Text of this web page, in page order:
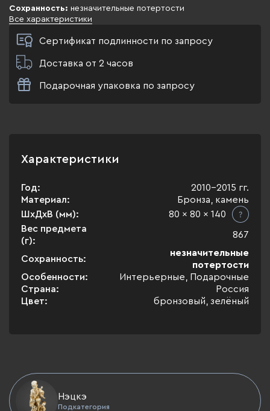
Сохранность: незначительные потертости
Все характеристики
Сертификат подлинности по запросу
Доставка от 2 часов
Подарочная упаковка по запросу
Характеристики
Год:
2010-2015 гг.
Материал:
Бронза, камень
ШхДхВ (мм):
80 x 80 x 140
Вес предмета
(г):
867
Сохранность:
незначительные
потертости
Особенности:
Интерьерные, Подарочные
Страна:
Россия
Цвет:
бронзовый, зелёный
Нэцкэ
Подкатегория